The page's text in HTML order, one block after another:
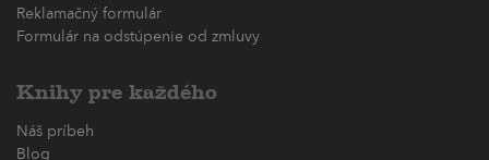
Reklamačný formulár
Formulár na odstúpenie od zmluvy
Knihy pre každého
Náš príbeh
Blog